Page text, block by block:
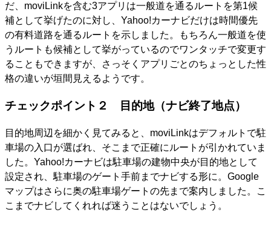
だ、moviLinkを含む3アプリは一般道を通るルートを第1候
補として挙げたのに対し、Yahoo!カーナビだけは時間優先
の有料道路を通るルートを示しました。もちろん一般道を使
うルートも候補として挙がっているのでワンタッチで変更す
ることもできますが、さっそくアプリごとのちょっとした性
格の違いが垣間見えるようです。
チェックポイント２ 目的地（ナビ終了地点）
目的地周辺を細かく見てみると、moviLinkはデフォルトで駐
車場の入口が選ばれ、そこまで正確にルートが引かれていま
した。Yahoo!カーナビは駐車場の建物中央が目的地として
設定され、駐車場のゲート手前までナビする形に。Google
マップはさらに奥の駐車場ゲートの先まで案内しました。こ
こまでナビしてくれれば迷うことはないでしょう。